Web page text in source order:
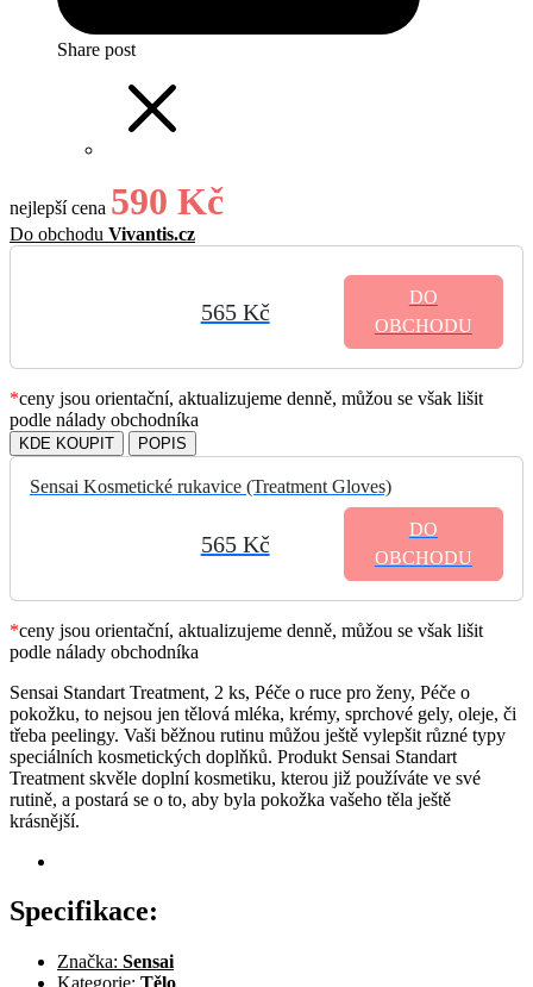
Share post
nejlepší cena 590 Kč
Do obchodu Vivantis.cz
565 Kč
DO
OBCHODU
*ceny jsou orientační, aktualizujeme denně, můžou se však lišit
podle nálady obchodníka
KDE KOUPIT POPIS
Sensai Kosmetické rukavice (Treatment Gloves)
565 Kč
DO
OBCHODU
*ceny jsou orientační, aktualizujeme denně, můžou se však lišit
podle nálady obchodníka
Sensai Standart Treatment, 2 ks, Péče o ruce pro ženy, Péče o
pokožku, to nejsou jen tělová mléka, krémy, sprchové gely, oleje, či
třeba peelingy. Vaši běžnou rutinu můžou ještě vylepšit různé typy
speciálních kosmetických doplňků. Produkt Sensai Standart
Treatment skvěle doplní kosmetiku, kterou již používáte ve své
rutině, a postará se o to, aby byla pokožka vašeho těla ještě
krásnější.
Specifikace:
Značka: Sensai